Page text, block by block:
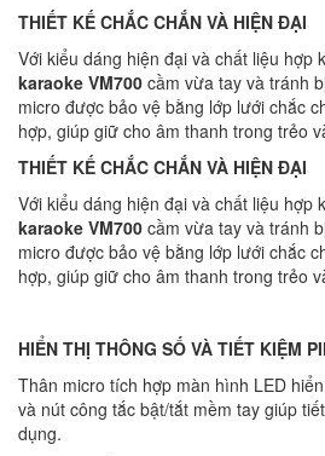
THIẾT KẾ CHẮC CHẮN VÀ HIỆN ĐẠI
Với kiểu dáng hiện đại và chất liệu hợp
karaoke VM700 cầm vừa tay và tránh
micro được bảo vệ bằng lớp lưới chắc
hợp, giúp giữ cho âm thanh trong trẻo
THIẾT KẾ CHẮC CHẮN VÀ HIỆN ĐẠI
Với kiểu dáng hiện đại và chất liệu hợp
karaoke VM700 cầm vừa tay và tránh
micro được bảo vệ bằng lớp lưới chắc
hợp, giúp giữ cho âm thanh trong trẻo
HIỂN THỊ THÔNG SỐ VÀ TIẾT KIỆM
Thân micro tích hợp màn hình LED
và nút công tắc bật/tắt mềm tay giúp
dụng.